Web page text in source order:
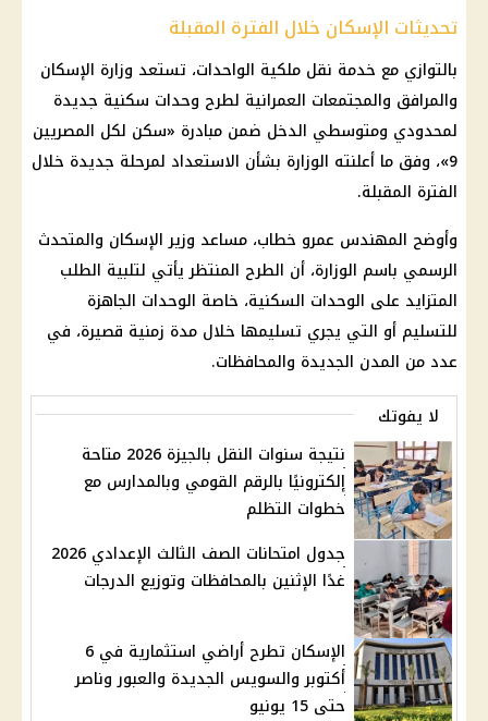
تحديثات الإسكان خلال الفترة المقبلة
بالتوازي مع خدمة نقل ملكية الواحدات، تستعد وزارة الإسكان
والمرافق والمجتمعات العمرانية لطرح وحدات سكنية جديدة
لمحدودي ومتوسطي الدخل ضمن مبادرة «سكن لكل المصريين
9»، وفق ما أعلنته الوزارة بشأن الاستعداد لمرحلة جديدة خلال
الفترة المقبلة.
وأوضح المهندس عمرو خطاب، مساعد وزير الإسكان والمتحدث
الرسمي باسم الوزارة، أن الطرح المنتظر يأتي لتلبية الطلب
المتزايد على الوحدات السكنية، خاصة الوحدات الجاهزة
للتسليم أو التي يجري تسليمها خلال مدة زمنية قصيرة، في
عدد من المدن الجديدة والمحافظات.
لا يفوتك
نتيجة سنوات النقل بالجيزة 2026 متاحة
إلكترونيًا بالرقم القومي وبالمدارس مع
خطوات التظلم
جدول امتحانات الصف الثالث الإعدادي 2026
غدًا الإثنين بالمحافظات وتوزيع الدرجات
الإسكان تطرح أراضي استثمارية في 6
أكتوبر والسويس الجديدة والعبور وناصر
حتى 15 يونيو